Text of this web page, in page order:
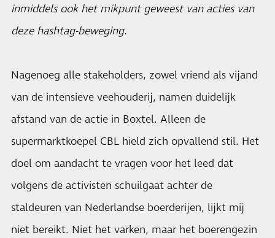
inmiddels ook het mikpunt geweest van acties van
deze hashtag-beweging.
Nagenoeg alle stakeholders, zowel vriend als vijand
van de intensieve veehouderij, namen duidelijk
afstand van de actie in Boxtel. Alleen de
supermarktkoepel CBL hield zich opvallend stil. Het
doel om aandacht te vragen voor het leed dat
volgens de activisten schuilgaat achter de
staldeuren van Nederlandse boerderijen, lijkt mij
niet bereikt. Niet het varken, maar het boerengezin